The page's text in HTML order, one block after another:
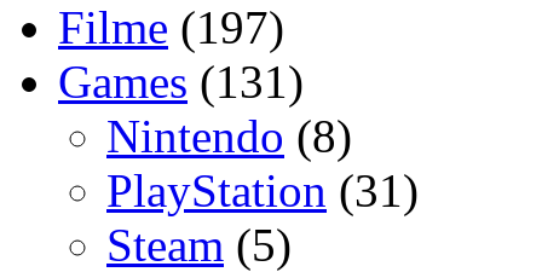
Filme (197)
Games (131)
Nintendo (8)
PlayStation (31)
Steam (5)